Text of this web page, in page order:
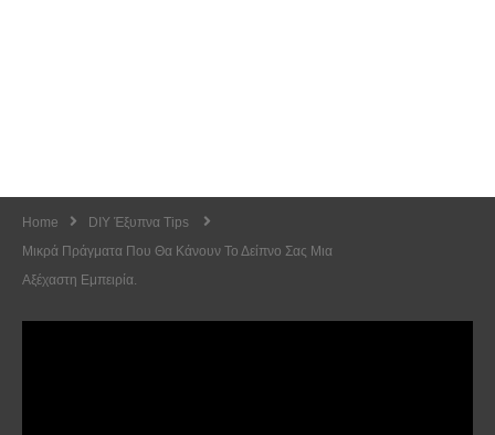
Home
DIY Έξυπνα Tips
Μικρά Πράγματα Που Θα Κάνουν Το Δείπνο Σας Μια
Αξέχαστη Εμπειρία.